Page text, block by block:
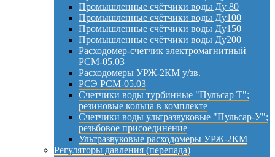
Промышленные счётчики воды Ду 80
Промышленные счётчики воды Ду100
Промышленные счётчики воды Ду150
Промышленные счётчики воды Ду200
Расходомер-счетчик электромагнитный
РСМ-05.03
Расходомеры УРЖ-2КМ у/зв.
РСЭ РСМ-05.03
Счетчики воды турбинные "Пульсар Т";
резиновые кольца в комплекте
Счетчики воды ультразвуковые "Пульсар-У";
резьбовое присоединение
Ультразвуковые расходомеры УРЖ-2КМ
Регуляторы давления (перепада)